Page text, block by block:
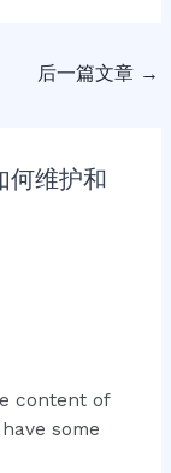
后一篇文章 →
何维护和
content of
some